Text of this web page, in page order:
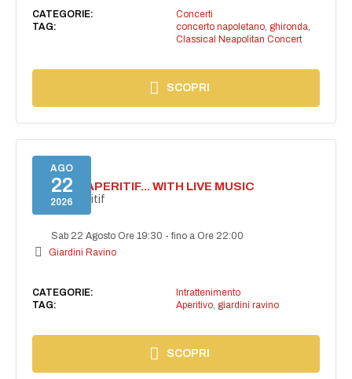
CATEGORIE:
Concerti
TAG:
concerto napoletano, ghironda,
Classical Neapolitan Concert
SCOPRI
AGO
22
2026
SECRET APERITIF... WITH LIVE MUSIC
Secret aperitif
Sab 22 Agosto Ore 19:30 -fino a Ore 22:00
Giardini Ravino
CATEGORIE:
Intrattenimento
TAG:
Aperitivo, giardini ravino
SCOPRI